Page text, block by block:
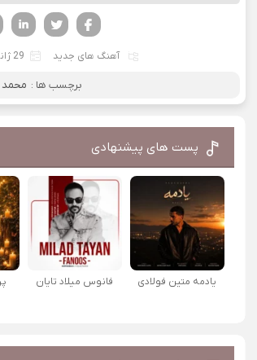
آهنگ های جدید 29 ژانویه 2024
برچسب ها : محمد
پست های پیشنهادی
یادمه متین فولادی فانوس میلاد تایان